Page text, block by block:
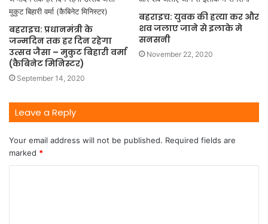
बहराइच: प्रधानमंत्री के
जन्मदिन तक हर दिन रहेगा
उत्सव जैसा – मुकुट बिहारी वर्मा
(कैबिनेट मिनिस्टर)
September 14, 2020
बहराइच: युवक की हत्या कर और
शव जलाए जाने से इलाके मे
सनसनी
November 22, 2020
Leave a Reply
Your email address will not be published. Required fields are
marked *